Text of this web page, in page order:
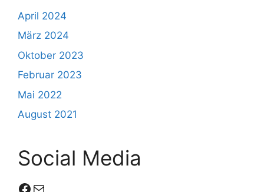
April 2024
März 2024
Oktober 2023
Februar 2023
Mai 2022
August 2021
Social Media
Facebook
E-Mail